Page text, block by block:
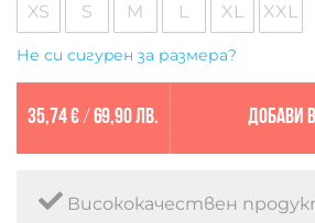
XS S M L XL XXL
Не си сигурен за размера?
35,74 €/ 69,90 лв. Добави
Висококачествен